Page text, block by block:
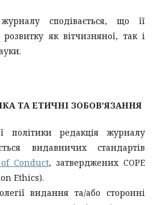
сподівається, що її
як вітчизняної, так і
ТА ЕТИЧНІ ЗОБОВ’ЯЗАННЯ
політики редакція журналу
видавничих стандартів
of Conduct, затверджених COPE
Ethics).
видання та/або сторонні